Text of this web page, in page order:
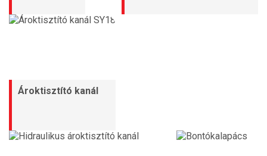
Ároktisztító kanál